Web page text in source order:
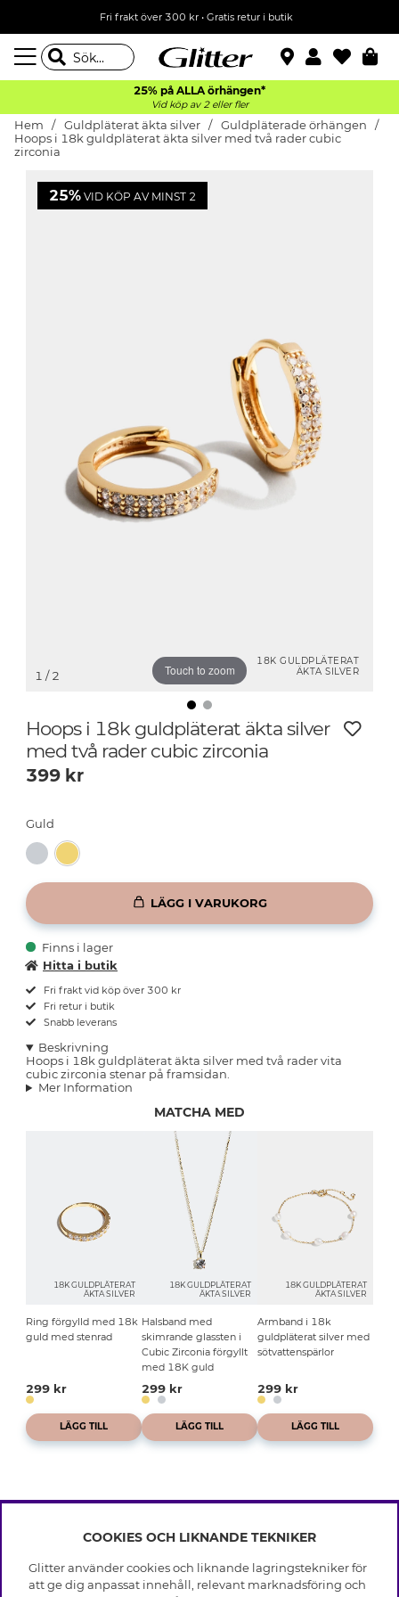
Fri frakt över 300 kr• Gratis retur i butik
25% på ALLA örhängen*
Vid köp av 2 eller fler
Hem Guldpläterat äkta silver
Guldpläterade örhängen
Hoops i 18k guldpläterat äkta silver med två rader cubic
zirconia
25% VID KÖP AV MINST 2
18K GULDPLÄTERAT
ÄKTA SILVER
Touch to zoom
1 / 2
Hoops i 18k guldpläterat äkta silver
med två rader cubic zirconia
399 kr
Guld
LÄGG I VARUKORG
Finns i lager
Hitta i butik
Fri frakt vid köp över 300 kr
Fri retur i butik
Snabb leverans
Beskrivning
Hoops i 18k guldpläterat äkta silver med två rader vita
cubic zirconia stenar på framsidan.
Mer Information
MATCHA MED
18K GULDPLÄTERAT
ÄKTA SILVER
Ring förgylld med 18k
guld med stenrad
299 kr
LÄGG TILL
18K GULDPLÄTERAT
ÄKTA SILVER
Halsband med
skimrande glassten i
Cubic Zirconia förgyllt
med 18K guld
299 kr
LÄGG TILL
18K GULDPLÄTERAT
ÄKTA SILVER
Armband i 18k
guldpläterat silver med
sötvattenspärlor
299 kr
LÄGG TILL
INFO
Leverans
Villkor
OM GLITTER
COOKIES OCH LIKNANDE TEKNIKER
Glitter använder cookies och liknande lagringstekniker för
att ge dig anpassat innehåll, relevant marknadsföring och